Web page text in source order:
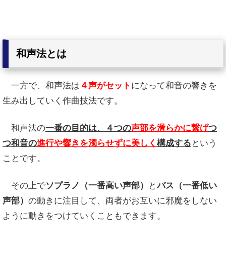
和声法とは
一方で、和声法は ４声がセット になって和音の響きを
生み出していく作曲技法です。
和声法の一番の目的は、４つの声部を滑らかに繋げつ
つ和音の進行や響きを濁らせずに美しく 構成する という
ことです。
その上でソプラノ（一番高い声部） とバス（一番低い
声部） の動きに注目して、両者がお互いに邪魔をしない
ように動きをつけていくこともできます。